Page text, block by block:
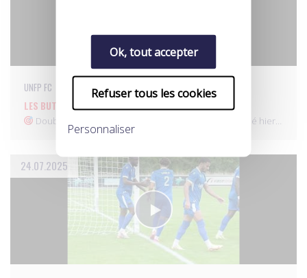
Ok, tout accepter
Refuser tous les cookies
Personnaliser
UNFP FC
LES BUTS DU MATCH DE FLEURY VUS DU TERRAIN.
Double passe, double impact. Lamine Ghezali a régalé hier…
24.07.2025